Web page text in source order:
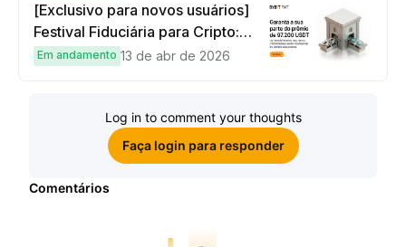
[Exclusivo para novos usuários]
Festival Fiduciária para Cripto:
complete tarefas simples e
Em andamento 13 de abr de 2026
Log in to comment your thoughts
Faça login para responder
Comentários